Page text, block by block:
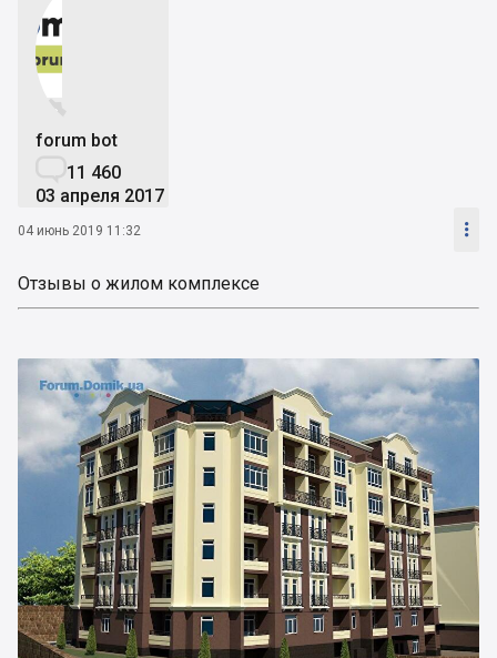


forum bot
11 460
03 апреля 2017
04 июнь 2019 11:32 
Отзывы о жилом комплексе